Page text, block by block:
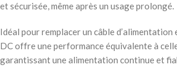
et sécurisée, même après un usage prolongé.
Idéal pour remplacer un câble d’alimentation
DC offre une performance équivalente à
garantissant une alimentation continue et